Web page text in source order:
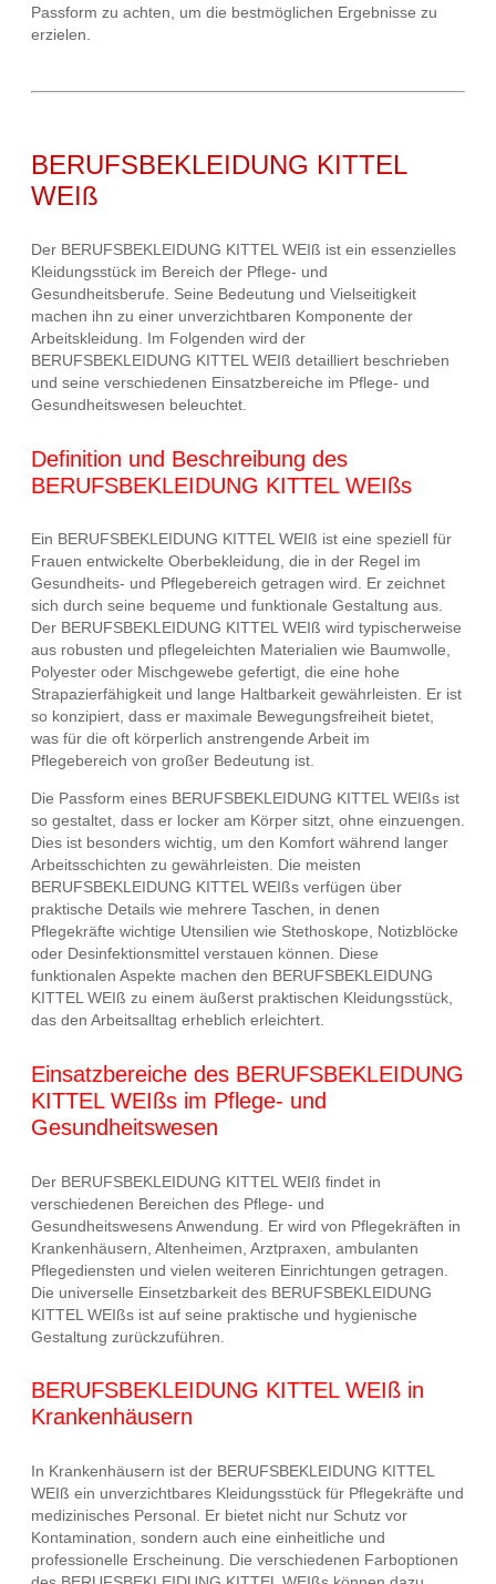
Passform zu achten, um die bestmöglichen Ergebnisse zu
erzielen.
BERUFSBEKLEIDUNG KITTEL
WEIß
Der BERUFSBEKLEIDUNG KITTEL WEIß ist ein essenzielles
Kleidungsstück im Bereich der Pflege- und
Gesundheitsberufe. Seine Bedeutung und Vielseitigkeit
machen ihn zu einer unverzichtbaren Komponente der
Arbeitskleidung. Im Folgenden wird der
BERUFSBEKLEIDUNG KITTEL WEIß detailliert beschrieben
und seine verschiedenen Einsatzbereiche im Pflege- und
Gesundheitswesen beleuchtet.
Definition und Beschreibung des
BERUFSBEKLEIDUNG KITTEL WEIßs
Ein BERUFSBEKLEIDUNG KITTEL WEIß ist eine speziell für
Frauen entwickelte Oberbekleidung, die in der Regel im
Gesundheits- und Pflegebereich getragen wird. Er zeichnet
sich durch seine bequeme und funktionale Gestaltung aus.
Der BERUFSBEKLEIDUNG KITTEL WEIß wird typischerweise
aus robusten und pflegeleichten Materialien wie Baumwolle,
Polyester oder Mischgewebe gefertigt, die eine hohe
Strapazierfähigkeit und lange Haltbarkeit gewährleisten. Er ist
so konzipiert, dass er maximale Bewegungsfreiheit bietet,
was für die oft körperlich anstrengende Arbeit im
Pflegebereich von großer Bedeutung ist.
Die Passform eines BERUFSBEKLEIDUNG KITTEL WEIßs ist
so gestaltet, dass er locker am Körper sitzt, ohne einzuengen.
Dies ist besonders wichtig, um den Komfort während langer
Arbeitsschichten zu gewährleisten. Die meisten
BERUFSBEKLEIDUNG KITTEL WEIßs verfügen über
praktische Details wie mehrere Taschen, in denen
Pflegekräfte wichtige Utensilien wie Stethoskope, Notizblöcke
oder Desinfektionsmittel verstauen können. Diese
funktionalen Aspekte machen den BERUFSBEKLEIDUNG
KITTEL WEIß zu einem äußerst praktischen Kleidungsstück,
das den Arbeitsalltag erheblich erleichtert.
Einsatzbereiche des BERUFSBEKLEIDUNG
KITTEL WEIßs im Pflege- und
Gesundheitswesen
Der BERUFSBEKLEIDUNG KITTEL WEIß findet in
verschiedenen Bereichen des Pflege- und
Gesundheitswesens Anwendung. Er wird von Pflegekräften in
Krankenhäusern, Altenheimen, Arztpraxen, ambulanten
Pflegediensten und vielen weiteren Einrichtungen getragen.
Die universelle Einsetzbarkeit des BERUFSBEKLEIDUNG
KITTEL WEIßs ist auf seine praktische und hygienische
Gestaltung zurückzuführen.
BERUFSBEKLEIDUNG KITTEL WEIß in
Krankenhäusern
In Krankenhäusern ist der BERUFSBEKLEIDUNG KITTEL
WEIß ein unverzichtbares Kleidungsstück für Pflegekräfte und
medizinisches Personal. Er bietet nicht nur Schutz vor
Kontamination, sondern auch eine einheitliche und
professionelle Erscheinung. Die verschiedenen Farboptionen